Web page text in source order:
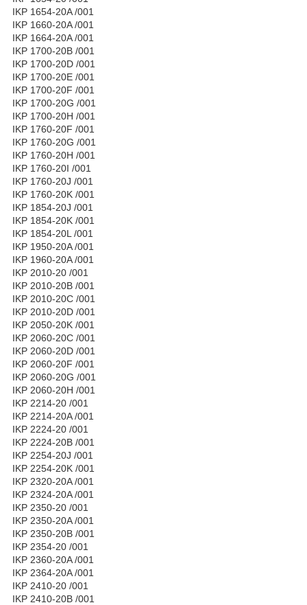
IKP 1654-20A /001
IKP 1660-20A /001
IKP 1664-20A /001
IKP 1700-20B /001
IKP 1700-20D /001
IKP 1700-20E /001
IKP 1700-20F /001
IKP 1700-20G /001
IKP 1700-20H /001
IKP 1760-20F /001
IKP 1760-20G /001
IKP 1760-20H /001
IKP 1760-20I /001
IKP 1760-20J /001
IKP 1760-20K /001
IKP 1854-20J /001
IKP 1854-20K /001
IKP 1854-20L /001
IKP 1950-20A /001
IKP 1960-20A /001
IKP 2010-20 /001
IKP 2010-20B /001
IKP 2010-20C /001
IKP 2010-20D /001
IKP 2050-20K /001
IKP 2060-20C /001
IKP 2060-20D /001
IKP 2060-20F /001
IKP 2060-20G /001
IKP 2060-20H /001
IKP 2214-20 /001
IKP 2214-20A /001
IKP 2224-20 /001
IKP 2224-20B /001
IKP 2254-20J /001
IKP 2254-20K /001
IKP 2320-20A /001
IKP 2324-20A /001
IKP 2350-20 /001
IKP 2350-20A /001
IKP 2350-20B /001
IKP 2354-20 /001
IKP 2360-20A /001
IKP 2364-20A /001
IKP 2410-20 /001
IKP 2410-20B /001